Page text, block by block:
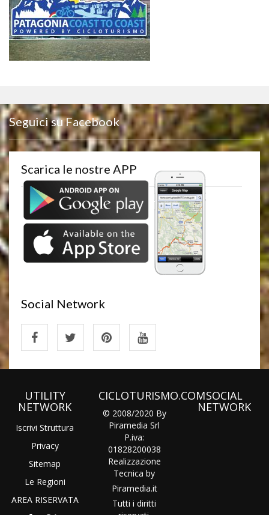
Seguici su Facebook
Scarica le nostre APP
Social Network
UTILITY
NETWORK
Iscrivi Struttura
Privacy
Sitemap
Le Regioni
AREA RISERVATA
CICLOTURISMO.COM
© 2008/2020 By
Piramedia Srl
P.iva:
01828200038
Realizzazione
Tecnica by
Piramedia.it
Tutti i diritti
SOCIAL
NETWORK